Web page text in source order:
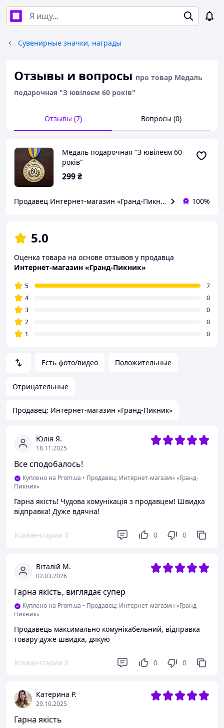
Сувенирные значки, награды
Отзывы и вопросы про товар Медаль
подарочная "З ювілеєм 60 років"
Отзывы (7) Вопросы (0)
Есть фото/видео Положительные
Отрицательные
Продавец: Интернет-магазин «Гранд-Пикник»
Юлія Я.
18.11.2025
Все сподобалось!
Куплено на Prom.ua • Продавец: Интернет-магазин «Гранд-
Пикник»
Гарна якість! Чудова комунікація з продавцем! Швидка
відправка! Дуже вдячна!
Комментарии 0 0 0
Віталій М.
02.03.2026
Гарна якість, виглядає супер
Куплено на Prom.ua • Продавец: Интернет-магазин «Гранд-
Пикник»
Продавець максимально комунікабельний, відправка
товару дуже швидка, дякую
Комментарии 0 0 0
Катерина Р.
29.10.2025
Гарна якість
Медаль подарочная "З ювілеєм 60
років"
299₴
Продавец Интернет-магазин «Гранд-Пикник» 100%
5.0
Оценка товара на основе отзывов у продавца
Интернет-магазин «Гранд-Пикник»
5
7
4
0
3
0
2
0
1
0